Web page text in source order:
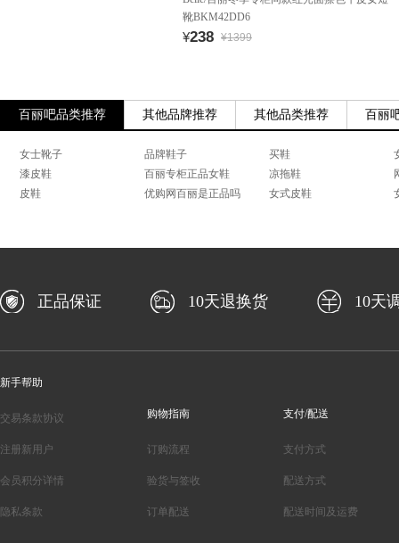
靴BKM42DD6
¥238 ¥1399
百丽吧品类推荐 其他品牌推荐 其他品类推荐 百丽
女士靴子 品牌鞋子 买鞋
漆皮鞋
百丽专柜正品女鞋 凉拖鞋
皮鞋
优购网百丽是正品吗 女式皮鞋
正品保证 10天退换货 10天
新手帮助
交易条款协议
注册新用户
会员积分详情
隐私条款
购物指南
订购流程
验货与签收
订单配送
支付/配送
支付方式
配送方式
配送时间及运费